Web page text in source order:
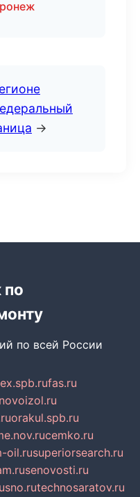
→
по
по всей России
fas.ru
novoizol.ru
orakul.spb.ru
cemko.ru
oil.rusuperiorsearch.ru
senovosti.ru
technosaratov.ru